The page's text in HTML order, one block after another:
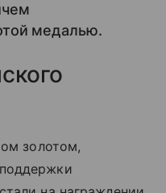
медалью.
золотом,